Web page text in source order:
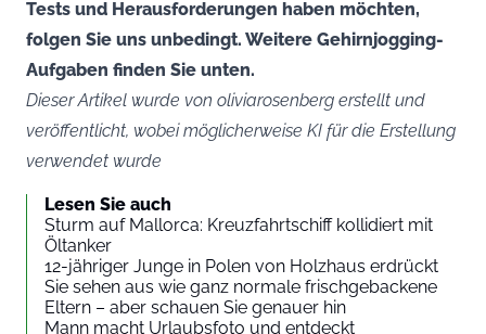
Tests und Herausforderungen haben möchten,
folgen Sie uns unbedingt. Weitere Gehirnjogging-
Aufgaben finden Sie unten.
Dieser Artikel wurde von oliviarosenberg erstellt und
veröffentlicht, wobei möglicherweise KI für die Erstellung
verwendet wurde
Lesen Sie auch
Sturm auf Mallorca: Kreuzfahrtschiff kollidiert mit
Öltanker
12-jähriger Junge in Polen von Holzhaus erdrückt
Sie sehen aus wie ganz normale frischgebackene
Eltern – aber schauen Sie genauer hin
Mann macht Urlaubsfoto und entdeckt